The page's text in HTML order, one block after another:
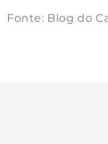
Fonte: Blog do